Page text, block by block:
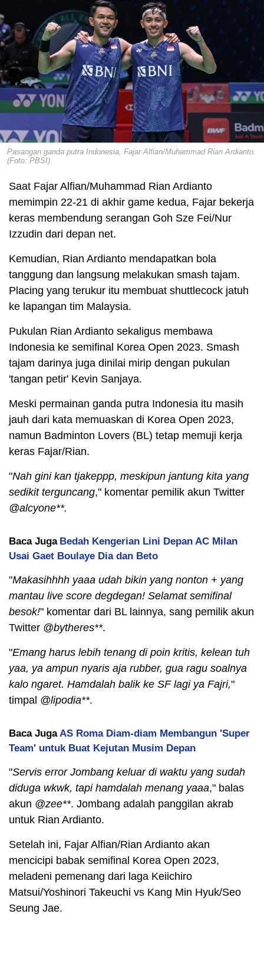
Pasangan ganda putra Indonesia, Fajar Alfian/Muhammad Rian Ardianto.
(Foto: PBSI)
Saat Fajar Alfian/Muhammad Rian Ardianto
memimpin 22-21 di akhir game kedua, Fajar bekerja
keras membendung serangan Goh Sze Fei/Nur
Izzudin dari depan net.
Kemudian, Rian Ardianto mendapatkan bola
tanggung dan langsung melakukan smash tajam.
Placing yang terukur itu membuat shuttlecock jatuh
ke lapangan tim Malaysia.
Pukulan Rian Ardianto sekaligus membawa
Indonesia ke semifinal Korea Open 2023. Smash
tajam darinya juga dinilai mirip dengan pukulan
'tangan petir' Kevin Sanjaya.
Meski permainan ganda putra Indonesia itu masih
jauh dari kata memuaskan di Korea Open 2023,
namun Badminton Lovers (BL) tetap memuji kerja
keras Fajar/Rian.
"Nah gini kan tjakeppp, meskipun jantung kita yang
sedikit terguncang," komentar pemilik akun Twitter
@alcyone**.
Baca Juga Bedah Kengerian Lini Depan AC Milan
Usai Gaet Boulaye Dia dan Beto
"Makasihhhh yaaa udah bikin yang nonton + yang
mantau live score degdegan! Selamat semifinal
besok!" komentar dari BL lainnya, sang pemilik akun
Twitter @bytheres**.
"Emang harus lebih tenang di poin kritis, kelean tuh
yaa, ya ampun nyaris aja rubber, gua ragu soalnya
kalo ngaret. Hamdalah balik ke SF lagi ya Fajri,"
timpal @lipodia**.
Baca Juga AS Roma Diam-diam Membangun 'Super
Team' untuk Buat Kejutan Musim Depan
"Servis error Jombang keluar di waktu yang sudah
diduga wkwk, tapi hamdalah menang yaaa," balas
akun @zee**. Jombang adalah panggilan akrab
untuk Rian Ardianto.
Setelah ini, Fajar Alfian/Rian Ardianto akan
mencicipi babak semifinal Korea Open 2023,
meladeni pemenang dari laga Keiichiro
Matsui/Yoshinori Takeuchi vs Kang Min Hyuk/Seo
Seung Jae.